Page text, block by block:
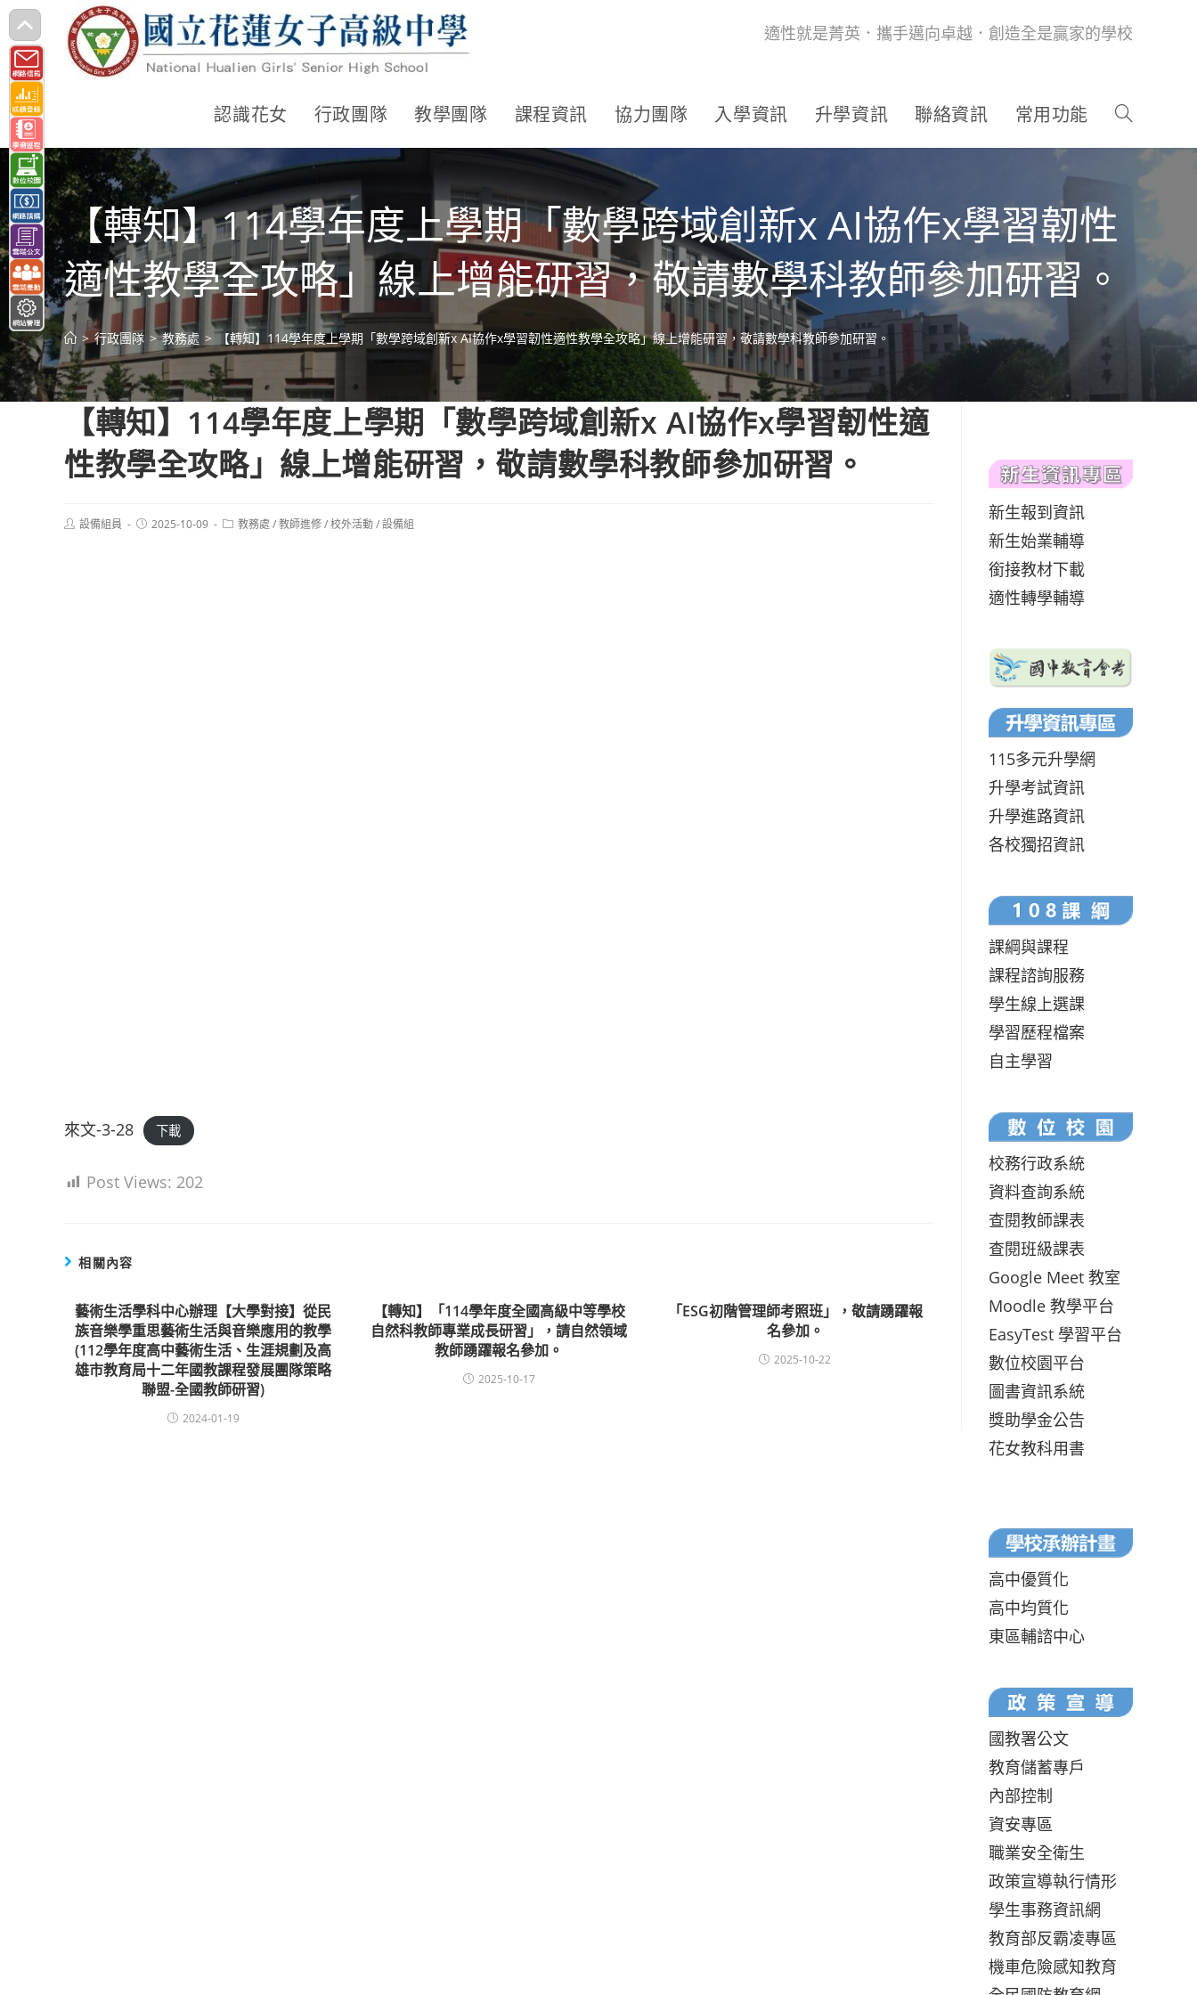
跳
轉
至
主
要
內
容
適性就是菁英．攜手邁向卓越．創造全是贏家的學校
認識花女 行政團隊 教學團隊 課程資訊 協力團隊 入學資訊 升學資訊 聯絡資訊 常用功能
【轉知】114學年度上學期「數學跨域創新x AI協作x學習韌性
適性教學全攻略」線上增能研習，敬請數學科教師參加研習。
> 行政團隊 > 教務處 > 【轉知】114學年度上學期「數學跨域創新x AI協作x學習韌性適性教學全攻略」線上增能研習，敬請數學科教師參加研習。
【轉知】114學年度上學期「數學跨域創新x AI協作x學習韌性適
性教學全攻略」線上增能研習，敬請數學科教師參加研習。
Post設備組員
Post2025-10-09
Post教務處 /教師進修/校外活動/設備組
來文-3-28 下載
Post Views: 202
相關內容
藝術生活學科中心辦理【大學對接】從民
族音樂學重思藝術生活與音樂應用的教學
(112學年度高中藝術生活、生涯規劃及高
雄市教育局十二年國教課程發展團隊策略
聯盟-全國教師研習)
2024-01-19
【轉知】「114學年度全國高級中等學校
自然科教師專業成長研習」，請自然領域
教師踴躍報名參加。
2025-10-17
「ESG初階管理師考照班」，敬請踴躍報
名參加。
2025-10-22
新生報到資訊
新生始業輔導
銜接教材下載
適性轉學輔導
115多元升學網
升學考試資訊
升學進路資訊
各校獨招資訊
課綱與課程
課程諮詢服務
學生線上選課
學習歷程檔案
自主學習
校務行政系統
資料查詢系統
查閱教師課表
查閱班級課表
Google Meet 教室
Moodle 教學平台
EasyTest 學習平台
數位校園平台
圖書資訊系統
獎助學金公告
花女教科用書
高中優質化
高中均質化
東區輔諮中心
國教署公文
教育儲蓄專戶
內部控制
資安專區
職業安全衛生
政策宣導執行情形
學生事務資訊網
教育部反霸凌專區
機車危險感知教育